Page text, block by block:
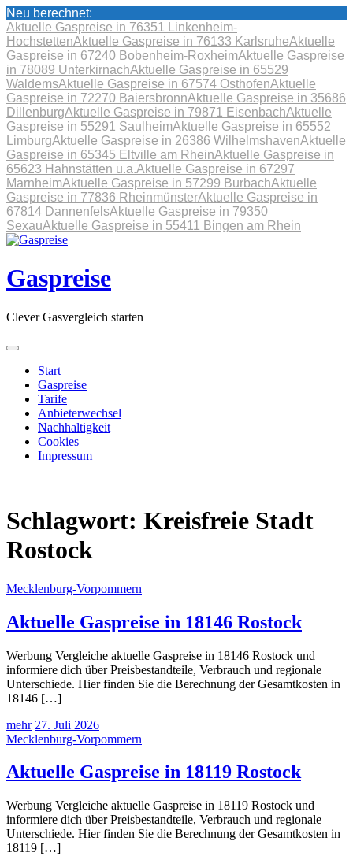
Neu berechnet:
Aktuelle Gaspreise in 76351 Linkenheim-
HochstettenAktuelle Gaspreise in 76133 KarlsruheAktuelle
Gaspreise in 67240 Bobenheim-RoxheimAktuelle Gaspreise
in 78089 UnterkirnachAktuelle Gaspreise in 65529
WaldemsAktuelle Gaspreise in 67574 OsthofenAktuelle
Gaspreise in 72270 BaiersbronnAktuelle Gaspreise in 35686
DillenburgAktuelle Gaspreise in 79871 EisenbachAktuelle
Gaspreise in 55291 SaulheimAktuelle Gaspreise in 65552
LimburgAktuelle Gaspreise in 26386 WilhelmshavenAktuelle
Gaspreise in 65345 Eltville am RheinAktuelle Gaspreise in
65623 Hahnstätten u.a.Aktuelle Gaspreise in 67297
MarnheimAktuelle Gaspreise in 57299 BurbachAktuelle
Gaspreise in 77836 RheinmünsterAktuelle Gaspreise in
67814 DannenfelsAktuelle Gaspreise in 79350
SexauAktuelle Gaspreise in 55411 Bingen am Rhein
Skip
content
Gaspreise
Clever Gasvergleich starten
Start
Gaspreise
Tarife
Anbieterwechsel
Nachhaltigkeit
Cookies
Impressum
Schlagwort: Kreisfreie Stadt
Rostock
Mecklenburg-Vorpommern
Aktuelle Gaspreise in 18146 Rostock
Werbung Vergleiche aktuelle Gaspreise in 18146 Rostock und
informiere dich über Preisbestandteile, Verbrauch und regionale
Unterschiede. Hier finden Sie die Berechnung der Gesamtkosten in
18146 […]
mehr 27. Juli 2026
Mecklenburg-Vorpommern
Aktuelle Gaspreise in 18119 Rostock
Werbung Vergleiche aktuelle Gaspreise in 18119 Rostock und
informiere dich über Preisbestandteile, Verbrauch und regionale
Unterschiede. Hier finden Sie die Berechnung der Gesamtkosten in
18119 […]